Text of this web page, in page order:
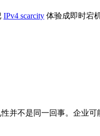
IPv4 scarcity 体验成即时宕
并不是同一回事。企业